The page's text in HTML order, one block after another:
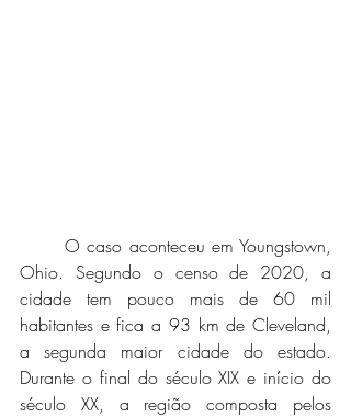
	O caso aconteceu em Youngstown,
Ohio. Segundo o censo de 2020, a
cidade tem pouco mais de 60 mil
habitantes e fica a 93 km de Cleveland,
a segunda maior cidade do estado.
Durante o final do século XIX e início do
século XX, a região composta pelos